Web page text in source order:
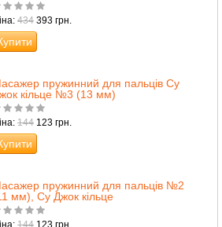
434 393 грн.
пружинний для пальців Су
кільце №3 (13 мм)
144 123 грн.
пружинний для пальців №2
мм), Су Джок кільце